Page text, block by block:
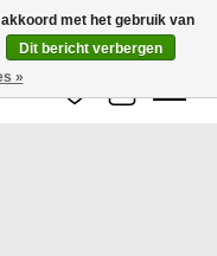
januari. Houd er rekening mee
langer kan zijn dan
Verlanglijst
met het gebruik van
Dit bericht verbergen
»